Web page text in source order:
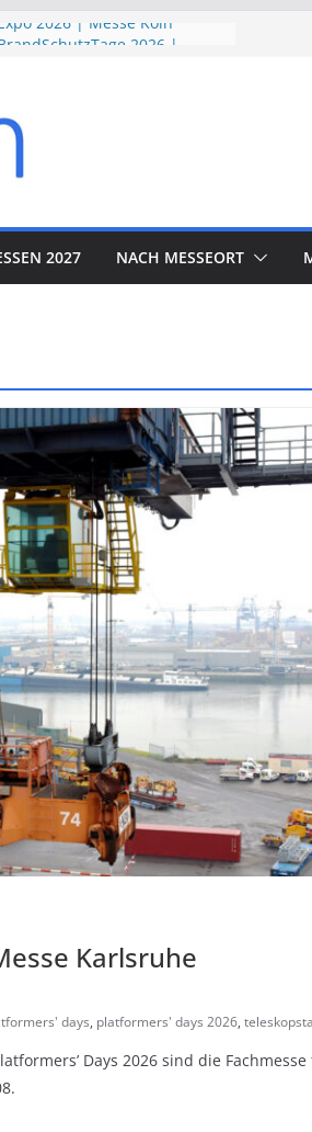
2026 | Messe Köln
WORLD EXPO 2026 | Messe
2027 NACH MESSEORT
Karlsruhe
days, platformers' days 2026,
Days 2026 sind die